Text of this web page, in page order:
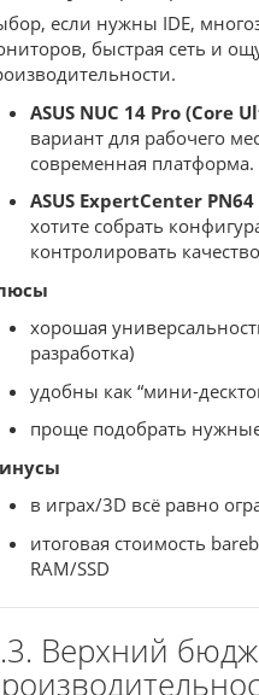
если нужны IDE,
быстрая сеть и
ASUS NUC 14 Pro (Core
вариант для рабочего
современная платформа.
ASUS ExpertCenter
хотите собрать
контролировать
хорошая
разработка)
удобны как “мини-
проще подобрать
в играх/3D всё равно
итоговая стоимость
RAM/SSD
Верхний